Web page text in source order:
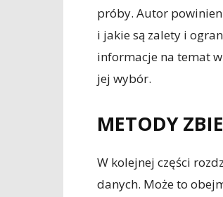
próby. Autor
i jakie są zalety i
informacje na temat
jej wybór.
METODY
W kolejnej części
danych. Może to